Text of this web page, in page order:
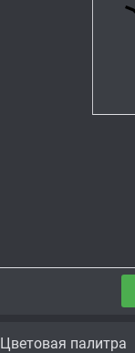
Цветовая палитра